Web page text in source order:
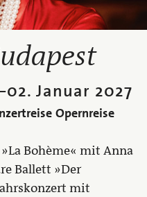
02. Januar 2027
Opernreise
Bohème« mit Anna
Ballett »Der
mit